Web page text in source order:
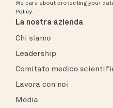
We care about protecting your
Policy.
La nostra azienda
Chi siamo
Leadership
Comitato medico
Lavora con noi
Media